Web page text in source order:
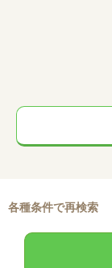
各種条件で再検索